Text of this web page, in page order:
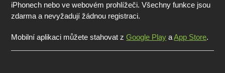
iPhonech nebo ve webovém prohlížeči. Všechny funkce jsou
zdarma a nevyžadují žádnou registraci.
Mobilní aplikaci můžete stahovat zGoogle Play aApp Store.